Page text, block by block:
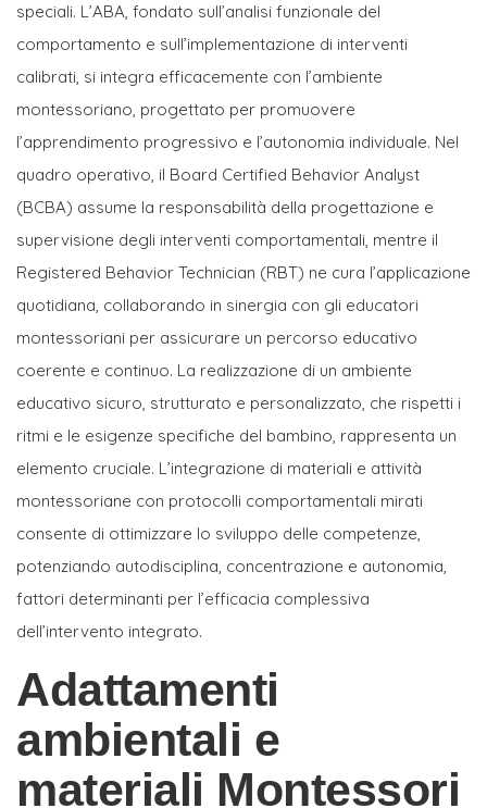
speciali. L’ABA, fondato sull’analisi funzionale del
comportamento e sull’implementazione di interventi
calibrati, si integra efficacemente con l’ambiente
montessoriano, progettato per promuovere
l’apprendimento progressivo e l’autonomia individuale. Nel
quadro operativo, il Board Certified Behavior Analyst
(BCBA) assume la responsabilità della progettazione e
supervisione degli interventi comportamentali, mentre il
Registered Behavior Technician (RBT) ne cura l’applicazione
quotidiana, collaborando in sinergia con gli educatori
montessoriani per assicurare un percorso educativo
coerente e continuo. La realizzazione di un ambiente
educativo sicuro, strutturato e personalizzato, che rispetti i
ritmi e le esigenze specifiche del bambino, rappresenta un
elemento cruciale. L’integrazione di materiali e attività
montessoriane con protocolli comportamentali mirati
consente di ottimizzare lo sviluppo delle competenze,
potenziando autodisciplina, concentrazione e autonomia,
fattori determinanti per l’efficacia complessiva
dell’intervento integrato.
Adattamenti
ambientali e
materiali Montessori